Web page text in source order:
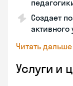
Создает
активного
Читать дальше
Услуги и